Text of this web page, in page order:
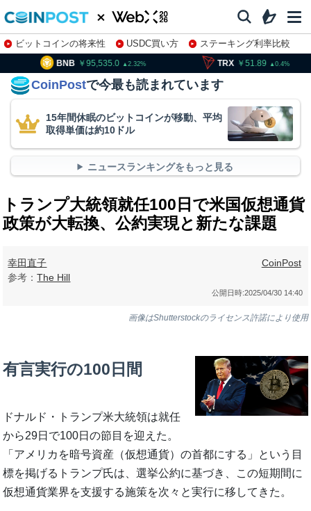
ビットコインの将来性 USDC買い方
ステーキング利率比較
株特集・関連銘柄
2.32 TRX SOL
CoinPostで今最も読まれています
15年間休眠のビットコインが移動、平均
取得単価は約10ドル
ニュースランキングをもっと見る
トランプ大統領就任100日で米国仮想通貨
政策が大転換、公約実現と新たな課題
幸田直子
参考：The Hill
CoinPost
公開日時:2025/04/30 14:40
画像はShutterstockのライセンス許諾により使用
有言実行の100日間
ドナルド・トランプ米大統領は就任
から29日で100日の節目を迎えた。
「アメリカを暗号資産（仮想通貨）の首都にする」という目
標を掲げるトランプ氏は、選挙公約に基づき、この短期間に
仮想通貨業界を支援する施策を次々と実行に移してきた。